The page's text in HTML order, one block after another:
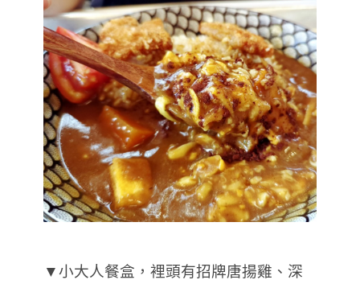
▼小大人餐盒，裡頭有招牌唐揚雞、深